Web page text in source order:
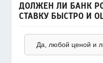
ДОЛЖЕН ЛИ БАНК
СТАВКУ БЫСТРО И